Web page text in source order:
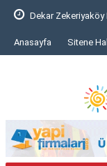
Dekar Zekeriyaköy
Anasayfa Sitene